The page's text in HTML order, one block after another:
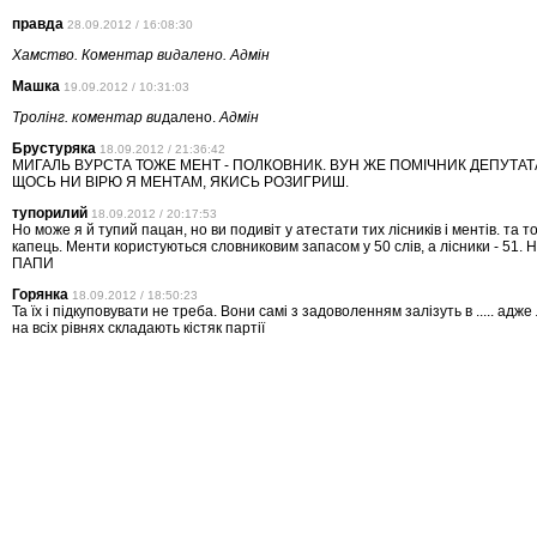
правда 28.09.2012 / 16:08:30
Хамство. Коментар видалено. Адмін
Машка 19.09.2012 / 10:31:03
Тролінг. коментар видалено.Адмін
Брустуряка 18.09.2012 / 21:36:42
МИГАЛЬ ВУРСТА ТОЖЕ МЕНТ - ПОЛКОВНИК. ВУН ЖЕ ПОМІЧНИК
ЩОСЬ НИ ВІРЮ Я МЕНТАМ, ЯКИСЬ РОЗИГРИШ.
тупорилий 18.09.2012 / 20:17:53
Но може я й тупий пацан, но ви подивіт у атестати тих лісників і ментів. та
капець. Менти користуються словниковим запасом у 50 слів, а лісники - 51.
ПАПИ
Горянка 18.09.2012 / 18:50:23
Та їх і підкуповувати не треба. Вони самі з задоволенням залізуть в ..... адже
на всіх рівнях складають кістяк партії